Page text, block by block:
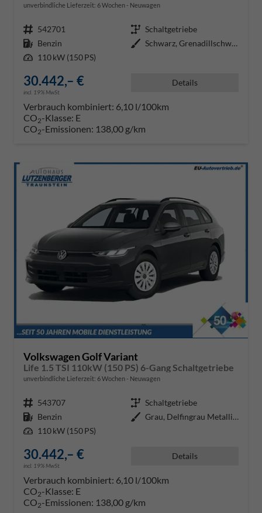
unverbindliche Lieferzeit: 6 Wochen Neuwagen
Fahrzeugnr. 542701 Getriebe Schaltgetriebe
Kraftstoff Benzin Außenfarbe
Schwarz, Grenadillschwarz Metall
Leistung 110 kW (150 PS)
30.442,– €
incl. 19% MwSt.
Details
Verbrauch kombiniert: 6,10 l/100km
CO2-Klasse: E
CO2-Emissionen: 138,00 g/km
Volkswagen Golf Variant
Life 1.5 TSI 110kW (150 PS) 6-Gang Schaltgetriebe
unverbindliche Lieferzeit: 6 Wochen Neuwagen
Fahrzeugnr. 543707 Getriebe Schaltgetriebe
Kraftstoff Benzin Außenfarbe
Grau, Delfingrau Metallic (B0)
Leistung 110 kW (150 PS)
30.442,– €
incl. 19% MwSt.
Details
Verbrauch kombiniert: 6,10 l/100km
CO2-Klasse: E
CO2-Emissionen: 138,00 g/km